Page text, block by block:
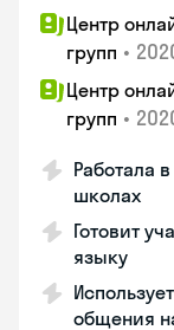
Центр
групп •
Центр
групп •
Работала
школах
Готовит
языку
общения